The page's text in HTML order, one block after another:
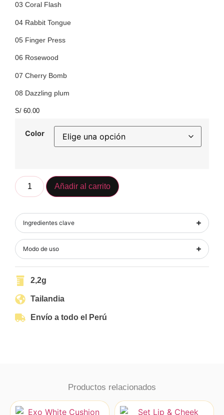
03 Coral Flash
04 Rabbit Tongue
05 Finger Press
06 Rosewood
07 Cherry Bomb
08 Dazzling plum
S/ 60.00
Color
Añadir al carrito
Ingredientes clave
Modo de uso
2,2g
Tailandia
Envío a todo el Perú
Productos relacionados